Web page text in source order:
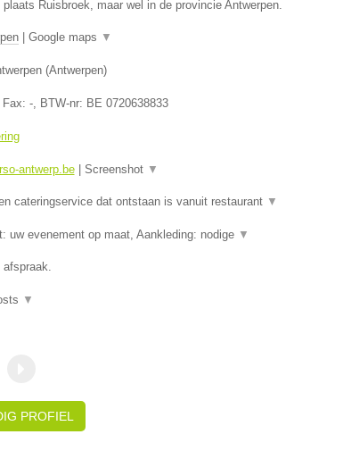
Ruisbroek, maar wel in de provincie Antwerpen.
| Google maps ▼
(Antwerpen)
-, BTW-nr: BE 0720638833
antwerp.be| Screenshot ▼
cateringservice dat ontstaan is vanuit restaurant ▼
uw evenement op maat, Aankleding: nodige ▼
afspraak.
▼
PROFIEL